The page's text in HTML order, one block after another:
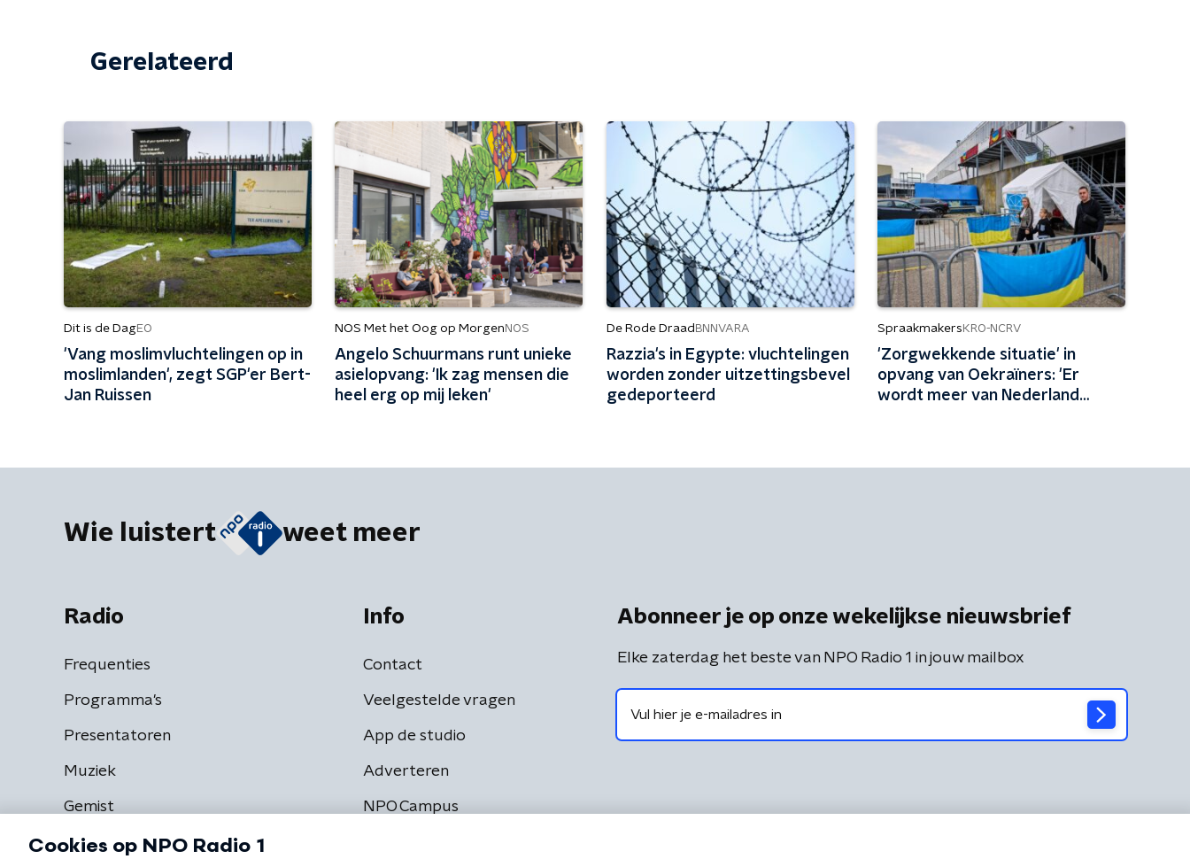
Gerelateerd
Dit is de DagEO
'Vang mos­lim­vluch­te­lin­gen op in
mos­lim­lan­den', zegt SGP'er Bert-
Jan Ruissen
NOS Met het Oog op Morgen NOS
Angelo Schuurmans runt unieke
asielopvang: 'Ik zag mensen die
heel erg op mij leken'
De Rode Draad BNNVARA
Razzia's in Egypte: vluchtelingen
worden zonder uitzettingsbevel
gedeporteerd
Spraakmakers KRO-NCRV
'Zorgwekkende situatie' in
opvang van Oekraïners: 'Er
wordt meer van Nederland
Wie luistert weet meer
Radio
Frequenties
Programma's
Presentatoren
Muziek
Gemist
Info
Contact
Veelgestelde vragen
App de studio
Adverteren
NPO Campus
Abonneer je op onze wekelijkse nieuwsbrief
Elke zaterdag het beste van NPO Radio 1 in jouw mailbox